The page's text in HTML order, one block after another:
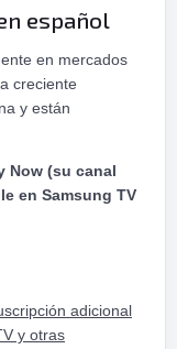
español
en mercados
creciente
y están
Now (su canal
en Samsung TV
adicional
y otras